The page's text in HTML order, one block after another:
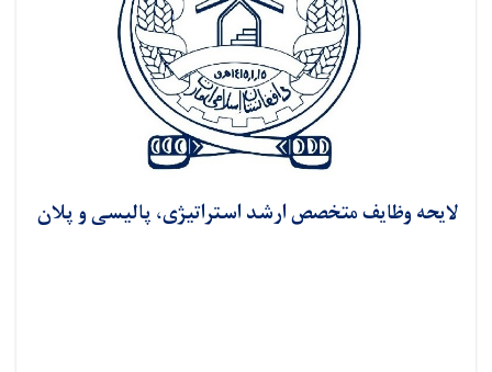
لایحه وظایف متخصص ارشد استراتیژی، پالیسی و پلان